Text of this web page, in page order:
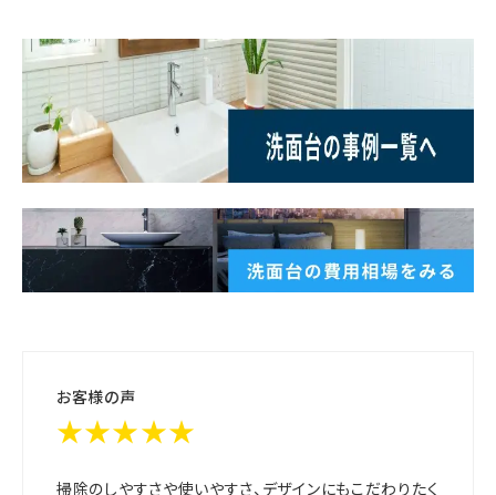
お客様の声
★★★★★
掃除のしやすさや使いやすさ、デザインにもこだわりたく